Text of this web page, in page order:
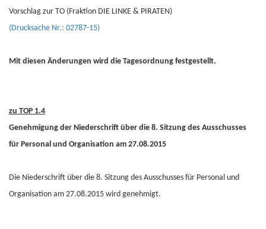
Vorschlag zur TO (Fraktion DIE LINKE & PIRATEN)
(Drucksache Nr.: 02787-15)
Mit diesen Änderungen wird die Tagesordnung festgestellt.
zu TOP 1.4
Genehmigung der Niederschrift über die 8. Sitzung des Ausschusses
für Personal und Organisation am 27.08.2015
Die Niederschrift über die 8. Sitzung des Ausschusses für Personal und
Organisation am 27.08.2015 wird genehmigt.